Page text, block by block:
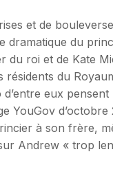
et de
dramatique du
du roi et de Kate
résidents du
eux
YouGov
à son frère,
Andrew « trop